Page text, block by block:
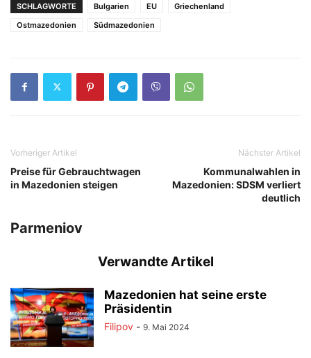
SCHLAGWORTE Bulgarien EU
Griechenland
Ostmazedonien
Südmazedonien
Vorheriger Artikel
Preise für Gebrauchtwagen
in Mazedonien steigen
Nächster Artikel
Kommunalwahlen in
Mazedonien: SDSM verliert
deutlich
Parmeniov
Verwandte Artikel
Mazedonien hat seine erste
Präsidentin
Filipov - 9. Mai 2024